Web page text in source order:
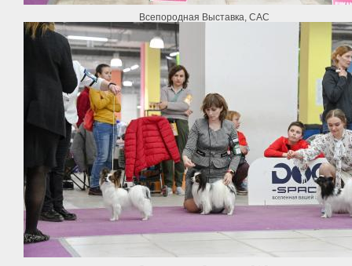
Всепородная Выставка, САС